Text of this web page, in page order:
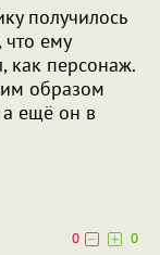
получилось
ему
как персонаж.
образом
а ещё он в
0
0